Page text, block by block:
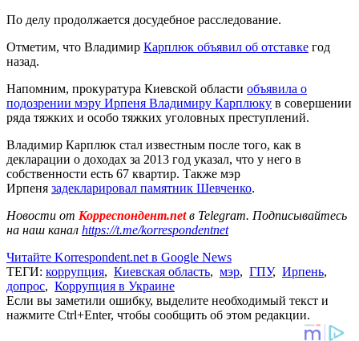
По делу продолжается досудебное расследование.
Отметим, что Владимир Карплюк объявил об отставке год
назад.
Напомним, прокуратура Киевской области объявила о
подозрении мэру Ирпеня Владимиру Карплюку в совершении
ряда тяжких и особо тяжких уголовных преступлений.
Владимир Карплюк стал известным после того, как в
декларации о доходах за 2013 год указал, что у него в
собственности есть 67 квартир. Также мэр
Ирпеня задекларировал памятник Шевченко.
Новости от Корреспондент.netв Telegram. Подписывайтесь
на наш канал https://t.me/korrespondentnet
Читайте Korrespondent.net в Google News
ТЕГИ: коррупция, Киевская область, мэр, ГПУ, Ирпень,
допрос, Коррупция в Украине
Если вы заметили ошибку, выделите необходимый текст и
нажмите Ctrl+Enter, чтобы сообщить об этом редакции.